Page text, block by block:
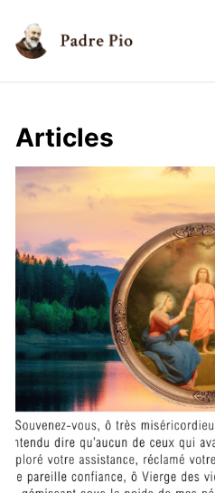
Articles